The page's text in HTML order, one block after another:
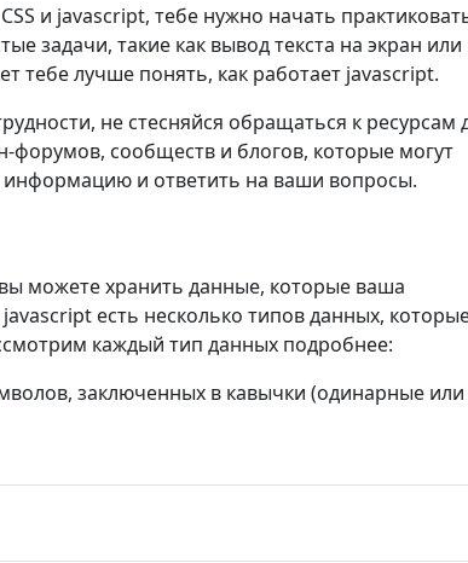
и jаvascript, тебе нужно начать
задачи, такие как вывод текста на экран или
тебе лучше понять, как работает jаvascript.
не стесняйся обращаться к ресурсам
форумов, сообществ и блогов, которые могут
и ответить на ваши вопросы.
можете хранить данные, которые ваша
есть несколько типов данных,
каждый тип данных подробнее:
заключенных в кавычки (одинарные или